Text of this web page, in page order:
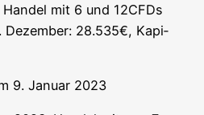
mit 6 und 12CFDs
Dezem­ber: 28.535€, Kapi­
9. Janu­ar 2023